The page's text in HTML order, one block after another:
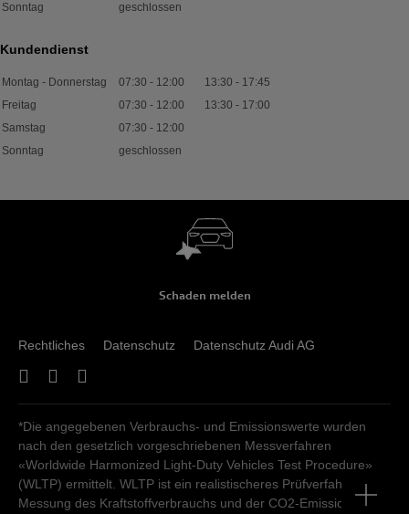
Sonntag
geschlossen
Kundendienst
Montag - Donnerstag 07:30 - 12:00 13:30 - 17:45
Freitag
07:30 - 12:00 13:30 - 17:00
Samstag
07:30 - 12:00
Sonntag
geschlossen
Schaden melden
Rechtliches Datenschutz Datenschutz Audi AG
*Die angegebenen Verbrauchs- und Emissionswerte wurden
nach den gesetzlich vorgeschriebenen Messverfahren
«Worldwide Harmonized Light-Duty Vehicles Test Procedure»
(WLTP) ermittelt. WLTP ist ein realistischeres Prüfverfahren zur
Messung des Kraftstoffverbrauchs und der CO2-Emissionen